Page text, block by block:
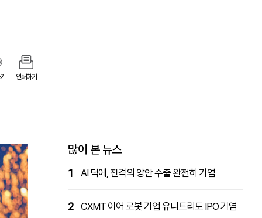
인쇄하기
많이 본 뉴스
1 AI 덕에, 진격의 양안 수출 완전히 기염
2 CXMT 이어 로봇 기업 유니트리도 IPO 기염